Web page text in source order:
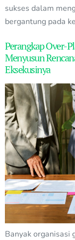
sukses dalam
bergantung pada
Perangkap Over-
Menyusun
Eksekusinya
Banyak organisasi